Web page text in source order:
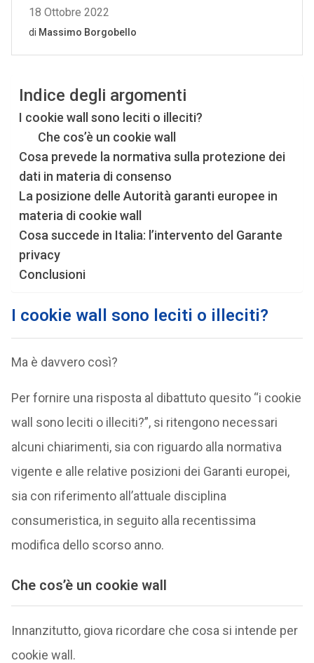
Indice degli argomenti
I cookie wall sono leciti o illeciti?
Che cos’è un cookie wall
Cosa prevede la normativa sulla protezione dei
dati in materia di consenso
La posizione delle Autorità garanti europee in
materia di cookie wall
Cosa succede in Italia: l’intervento del Garante
privacy
Conclusioni
I cookie wall sono leciti o illeciti?
Ma è davvero così?
Per fornire una risposta al dibattuto quesito “i cookie
wall sono leciti o illeciti?”, si ritengono necessari
alcuni chiarimenti, sia con riguardo alla normativa
vigente e alle relative posizioni dei Garanti europei,
sia con riferimento all’attuale disciplina
consumeristica, in seguito alla recentissima
modifica dello scorso anno.
Che cos’è un cookie wall
Innanzitutto, giova ricordare che cosa si intende per
cookie wall.